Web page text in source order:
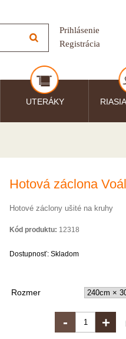
Prihlásenie
Registrácia
UTERÁKY
Hotová záclona
Hotové záclony ušité na kruhy
Kód produktu: 12318
Dostupnosť: Skladom
Rozmer
- +